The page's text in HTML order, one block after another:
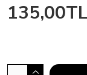
135,00TL